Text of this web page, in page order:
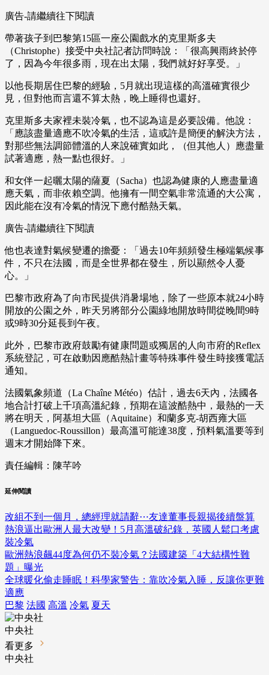
廣告-請繼續往下閱讀
帶著孩子到巴黎第15區一座公園戲水的克里斯多夫
（Christophe）接受中央社記者訪問時說：「很高興雨終於停
了，因為今年很多雨，現在出太陽，我們就好好享受。」
以他長期居住巴黎的經驗，5月就出現這樣的高溫確實很少
見，但對他而言還不算太熱，晚上睡得也還好。
克里斯多夫家裡未裝冷氣，也不認為這是必要設備。他說：
「應該盡量適應不吹冷氣的生活，這或許是簡便的解決方法，
對那些無法調節體溫的人來說確實如此，（但其他人）應盡量
試著適應，熱一點也很好。」
和女伴一起曬太陽的薩夏（Sacha）也認為健康的人應盡量適
應天氣，而非依賴空調。他擁有一間空氣非常流通的大公寓，
因此能在沒有冷氣的情況下應付酷熱天氣。
廣告-請繼續往下閱讀
他也表達對氣候變遷的擔憂：「過去10年頻頻發生極端氣候事
件，不只在法國，而是全世界都在發生，所以顯然令人憂
心。」
巴黎市政府為了向市民提供消暑場地，除了一些原本就24小時
開放的公園之外，昨天另將部分公園綠地開放時間從晚間9時
或9時30分延長到午夜。
此外，巴黎市政府鼓勵有健康問題或獨居的人向市府的Reflex
系統登記，可在啟動因應酷熱計畫等特殊事件發生時接獲電話
通知。
法國氣象頻道（La Chaîne Météo）估計，過去6天內，法國各
地合計打破上千項高溫紀錄，預期在這波酷熱中，最熱的一天
將在明天，阿基坦大區（Aquitaine）和蘭多克-胡西雍大區
（Languedoc-Roussillon）最高溫可能達38度，預料氣溫要等到
週末才開始降下來。
責任編輯：陳芊吟
延伸閱讀
改組不到一個月，總經理就請辭⋯友達董事長親揭後續盤算
熱浪逼出歐洲人最大改變！5月高溫破紀錄，英國人鬆口考慮
裝冷氣
歐洲熱浪飆44度為何仍不裝冷氣？法國建築「4大結構性難
題」曝光
全球暖化偷走睡眠！科學家警告：靠吹冷氣入睡，反讓你更難
適應
巴黎 法國 高溫 冷氣 夏天
中央社
看更多
中央社